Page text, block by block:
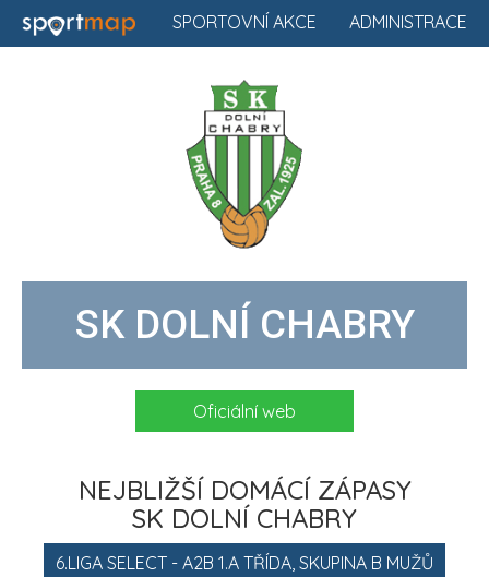
ADMINISTRACE
SPORTOVNÍ AKCE
SK DOLNÍ CHABRY
Oficiální web
NEJBLIŽŠÍ DOMÁCÍ ZÁPASY
SK DOLNÍ CHABRY
6.LIGA SELECT - A2B 1.A TŘÍDA, SKUPINA B MUŽŮ